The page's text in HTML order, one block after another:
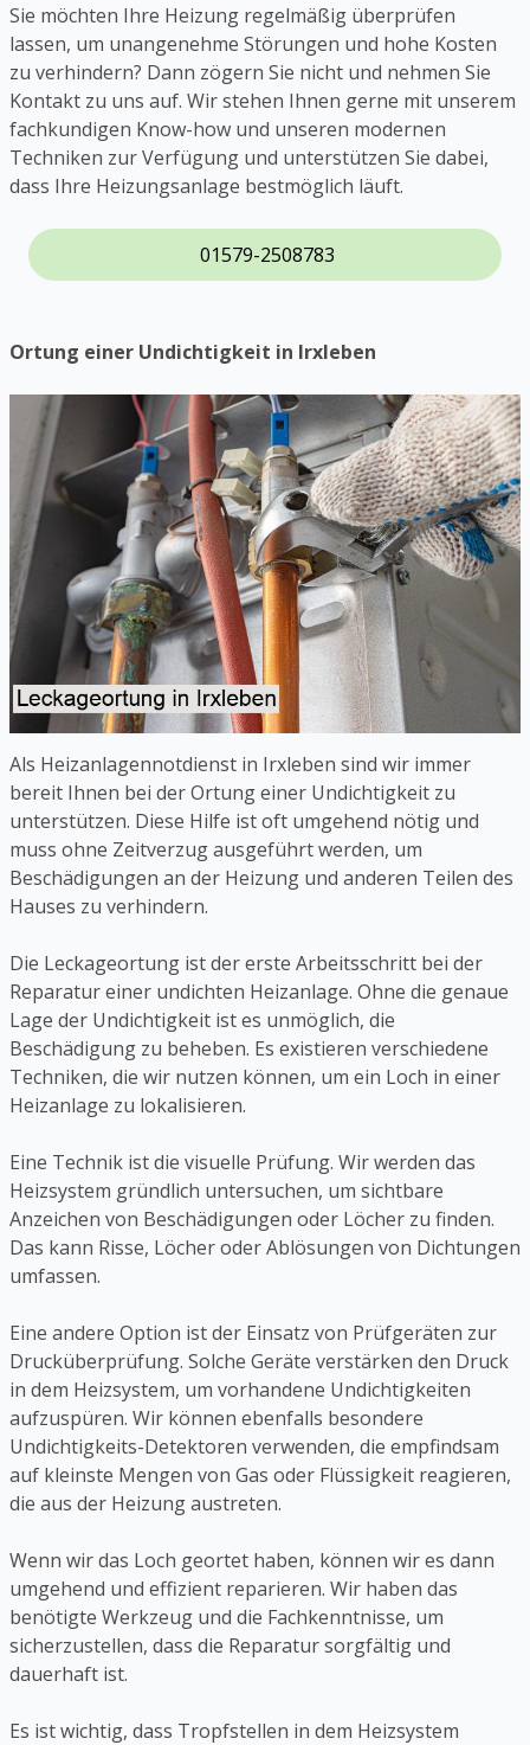
Sie möchten Ihre Heizung regelmäßig überprüfen
lassen, um unangenehme Störungen und hohe Kosten
zu verhindern? Dann zögern Sie nicht und nehmen Sie
Kontakt zu uns auf. Wir stehen Ihnen gerne mit unserem
fachkundigen Know-how und unseren modernen
Techniken zur Verfügung und unterstützen Sie dabei,
dass Ihre Heizungsanlage bestmöglich läuft.
01579-2508783
Ortung einer Undichtigkeit in Irxleben
Als Heizanlagennotdienst in Irxleben sind wir immer
bereit Ihnen bei der Ortung einer Undichtigkeit zu
unterstützen. Diese Hilfe ist oft umgehend nötig und
muss ohne Zeitverzug ausgeführt werden, um
Beschädigungen an der Heizung und anderen Teilen des
Hauses zu verhindern.
Die Leckageortung ist der erste Arbeitsschritt bei der
Reparatur einer undichten Heizanlage. Ohne die genaue
Lage der Undichtigkeit ist es unmöglich, die
Beschädigung zu beheben. Es existieren verschiedene
Techniken, die wir nutzen können, um ein Loch in einer
Heizanlage zu lokalisieren.
Eine Technik ist die visuelle Prüfung. Wir werden das
Heizsystem gründlich untersuchen, um sichtbare
Anzeichen von Beschädigungen oder Löcher zu finden.
Das kann Risse, Löcher oder Ablösungen von Dichtungen
umfassen.
Eine andere Option ist der Einsatz von Prüfgeräten zur
Drucküberprüfung. Solche Geräte verstärken den Druck
in dem Heizsystem, um vorhandene Undichtigkeiten
aufzuspüren. Wir können ebenfalls besondere
Undichtigkeits-Detektoren verwenden, die empfindsam
auf kleinste Mengen von Gas oder Flüssigkeit reagieren,
die aus der Heizung austreten.
Wenn wir das Loch geortet haben, können wir es dann
umgehend und effizient reparieren. Wir haben das
benötigte Werkzeug und die Fachkenntnisse, um
sicherzustellen, dass die Reparatur sorgfältig und
dauerhaft ist.
Es ist wichtig, dass Tropfstellen in dem Heizsystem